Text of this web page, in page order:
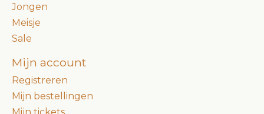
Jongen
Meisje
Sale
Mijn account
Registreren
Mijn bestellingen